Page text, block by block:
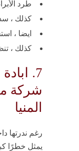
طرد
كذلك ،
ايضا ،
كذلك ،
7.
شركة
المنيا
رغم ندرتها
يمثل خطرًا